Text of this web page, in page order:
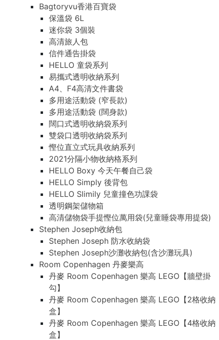
Bagtoryvu香港百寶袋
保溫袋 6L
迷你袋 3個裝
高清旅人包
信件通告掛袋
HELLO 童袋系列
易攜式透明收納系列
A4、F4高清文件書袋
多用途活動袋 (窄長款)
多用途活動袋 (闊身款)
闊口式透明收納袋系列
雙袋口透明收納袋系列
慳位直立式玩具收納系列
2021分隔小物收納格系列
HELLO Boxy 今天午餐自己袋
HELLO Simply 後背包
HELLO Slimily 兒童撞色功課袋
透明鋼架儲物箱
高清儲物袋手提慳位萬用袋(兒童睡袋專用提袋)
Stephen Joseph收納包
Stephen Joseph 防水收納袋
Stephen Joseph沙灘收納包(含沙灘玩具)
Room Copenhagen 丹麥樂高
丹麥 Room Copenhagen 樂高 LEGO【牆壁掛
勾】
丹麥 Room Copenhagen 樂高 LEGO【2格收納
盒】
丹麥 Room Copenhagen 樂高 LEGO【4格收納
盒】